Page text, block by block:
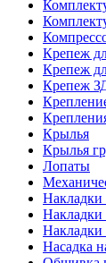
Крепеж
Крепеж
Крепеж
Крылья
Крылья
Лопаты
Накладки
Накладки
Накладки
Насадка